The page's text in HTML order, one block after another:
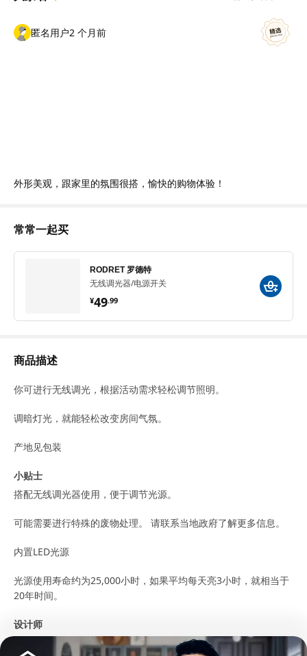
匿名用户2 个月前
外形美观，跟家里的氛围很搭，愉快的购物体验！
常常一起买
RODRET 罗德特
无线调光器/电源开关
¥49.99
¥ 49.99
商品描述
你可进行无线调光，根据活动需求轻松调节照明。
调暗灯光，就能轻松改变房间气氛。
产地见包装
小贴士
搭配无线调光器使用，便于调节光源。
可能需要进行特殊的废物处理。 请联系当地政府了解更多信息。
内置LED光源
光源使用寿命约为25,000小时，如果平均每天亮3小时，就相当于
20年时间。
设计师
Monika Mulder